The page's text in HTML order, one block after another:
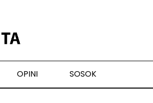
OPINI SOSOK